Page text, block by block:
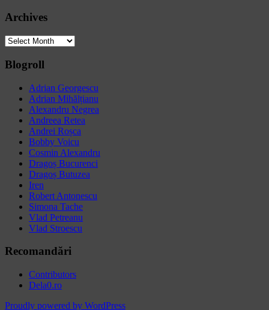
Archives
Archives
Blogroll
Adrian Georgescu
Adrian Mihălțianu
Alexandru Negrea
Andreea Retea
Andrei Roșca
Bobby Voicu
Cosmin Alexandru
Dragoș Bucurenci
Dragoș Butuzea
Iren
Robert Antonescu
Simona Tache
Vlad Petreanu
Vlad Stroescu
Recomandări
Contributors
Dela0.ro
Proudly powered by WordPress